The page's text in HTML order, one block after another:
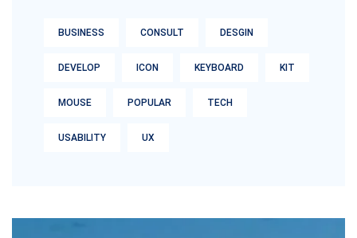
BUSINESS CONSULT DESGIN
DEVELOP ICON KEYBOARD KIT
MOUSE POPULAR TECH
USABILITY UX